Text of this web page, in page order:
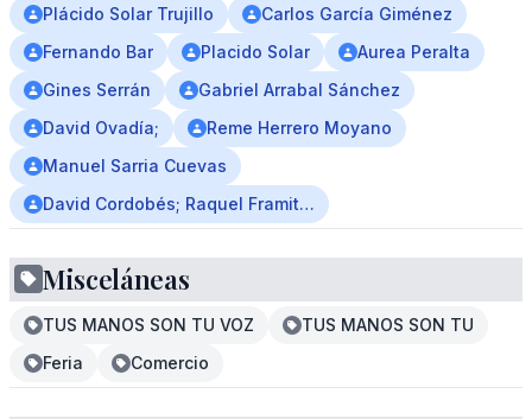
Plácido Solar Trujillo
Carlos García Giménez
Fernando Bar
Placido Solar
Aurea Peralta
Gines Serrán
Gabriel Arrabal Sánchez
David Ovadía;
Reme Herrero Moyano
Manuel Sarria Cuevas
David Cordobés; Raquel Framit…
Misceláneas
TUS MANOS SON TU VOZ
TUS MANOS SON TU
Feria
Comercio